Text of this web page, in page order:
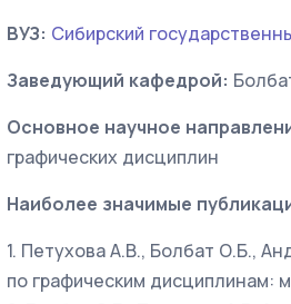
ВУЗ: Сибирский
Заведующий кафедрой:
Основное научное
графических дисциплин
Наиболее значимые
1. Петухова А.В., Болбат О.Б.,
по графическим дисциплинам: